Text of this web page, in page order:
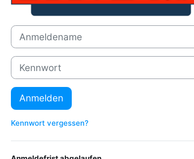
Anmeldename
Kennwort
Anmelden
Kennwort vergessen?